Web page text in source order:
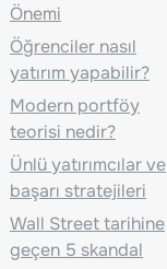
Önemi
Öğrenciler nasıl
yatırım yapabilir?
Modern portföy
teorisi nedir?
Ünlü yatırımcılar ve
başarı stratejileri
Wall Street tarihine
geçen 5 skandal